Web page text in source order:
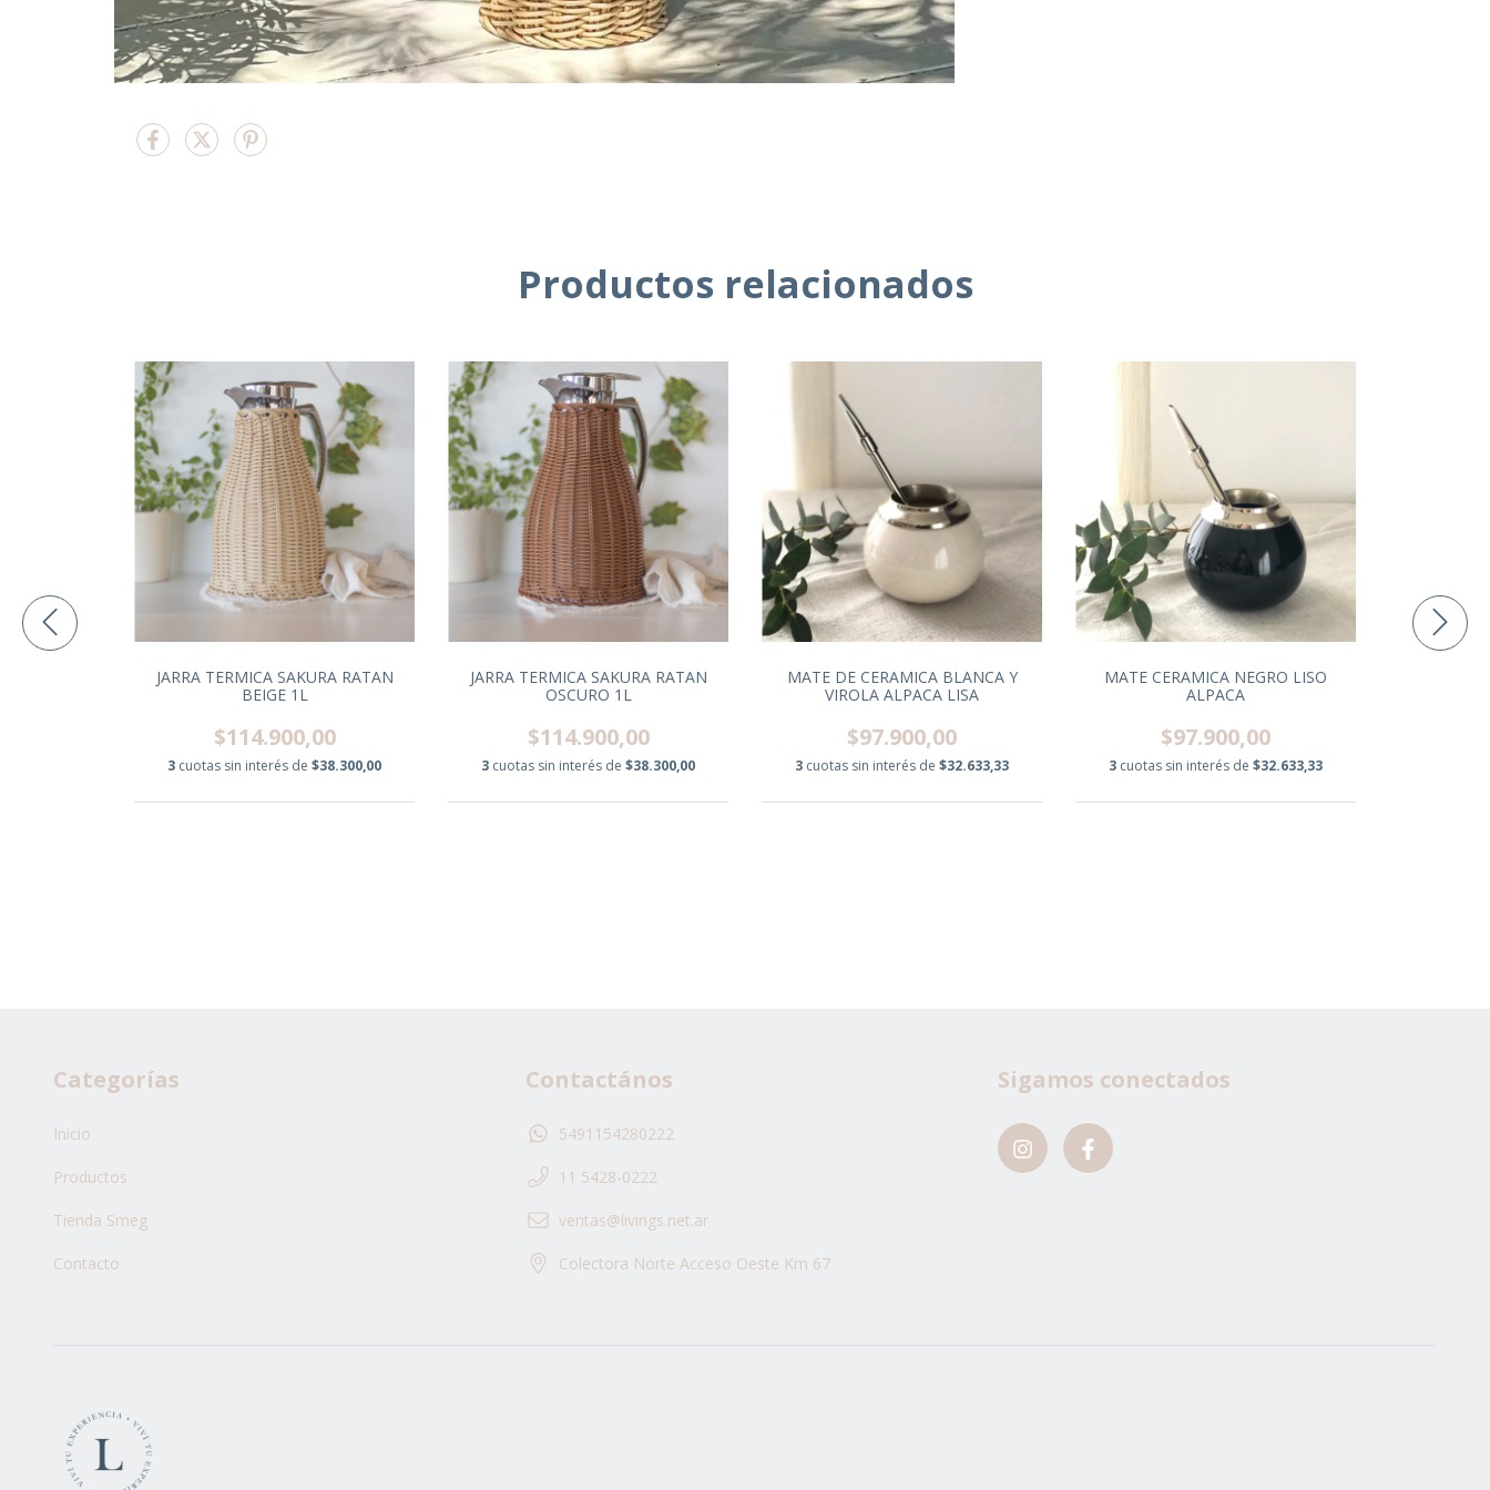
Productos relacionados
JARRA TERMICA SAKURA RATAN
BEIGE 1L
$114.900,00
3 cuotas sin interés de $38.300,00
JARRA TERMICA SAKURA RATAN
OSCURO 1L
$114.900,00
3 cuotas sin interés de $38.300,00
MATE DE CERAMICA BLANCA Y
VIROLA ALPACA LISA
$97.900,00
3 cuotas sin interés de $32.633,33
MATE CERAMICA NEGRO LISO
ALPACA
$97.900,00
3 cuotas sin interés de $32.633,33
Categorías
Inicio
Productos
Tienda Smeg
Contacto
Contactános
5491154280222
11 5428-0222
ventas@livings.net.ar
Colectora Norte Acceso Oeste Km 67
Sigamos conectados